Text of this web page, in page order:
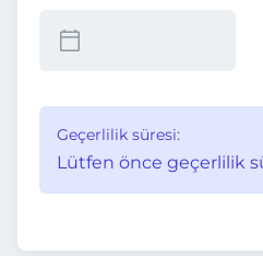
Geçerlilik süresi:
Lütfen önce geçerlilik